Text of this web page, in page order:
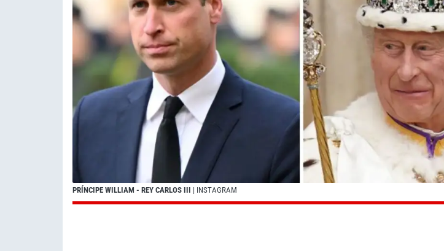
PRÍNCIPE WILLIAM - REY CARLOS III | INSTAGRAM